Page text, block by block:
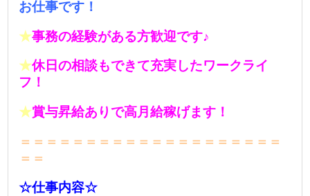
お仕事です！
★事務の経験がある方歓迎です♪
★休日の相談もできて充実したワークライ
フ！
★賞与昇給ありで高月給稼げます！
＝＝＝＝＝＝＝＝＝＝＝＝＝＝＝＝＝＝＝＝
＝＝
☆仕事内容☆